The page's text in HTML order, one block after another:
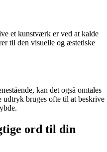
et kunstværk er ved at kalde
til den visuelle og æstetiske
kan det også omtales
udtryk bruges ofte til at beskrive
ord til din